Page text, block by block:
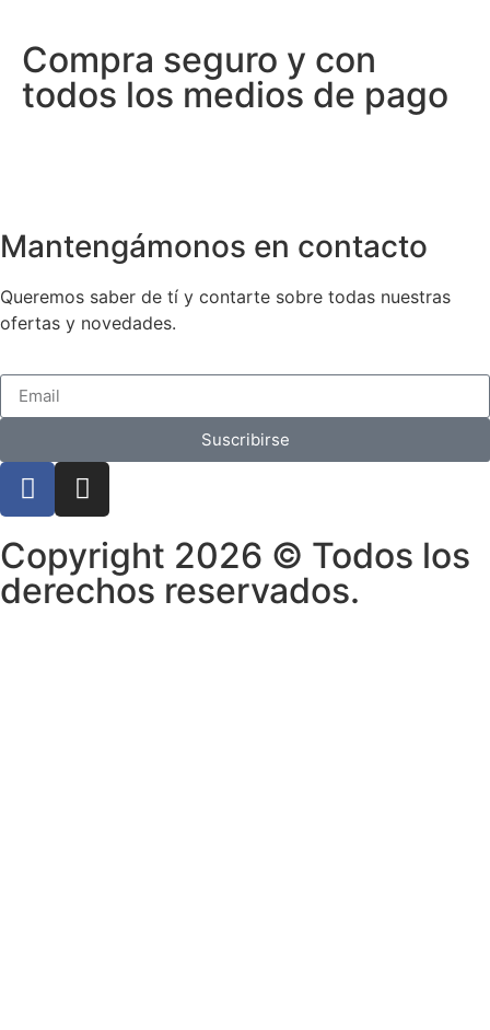
Compra seguro y con
todos los medios de pago
Mantengámonos en contacto
Queremos saber de tí y contarte sobre todas nuestras
ofertas y novedades.
Suscribirse
Copyright 2026 © Todos los
derechos reservados.